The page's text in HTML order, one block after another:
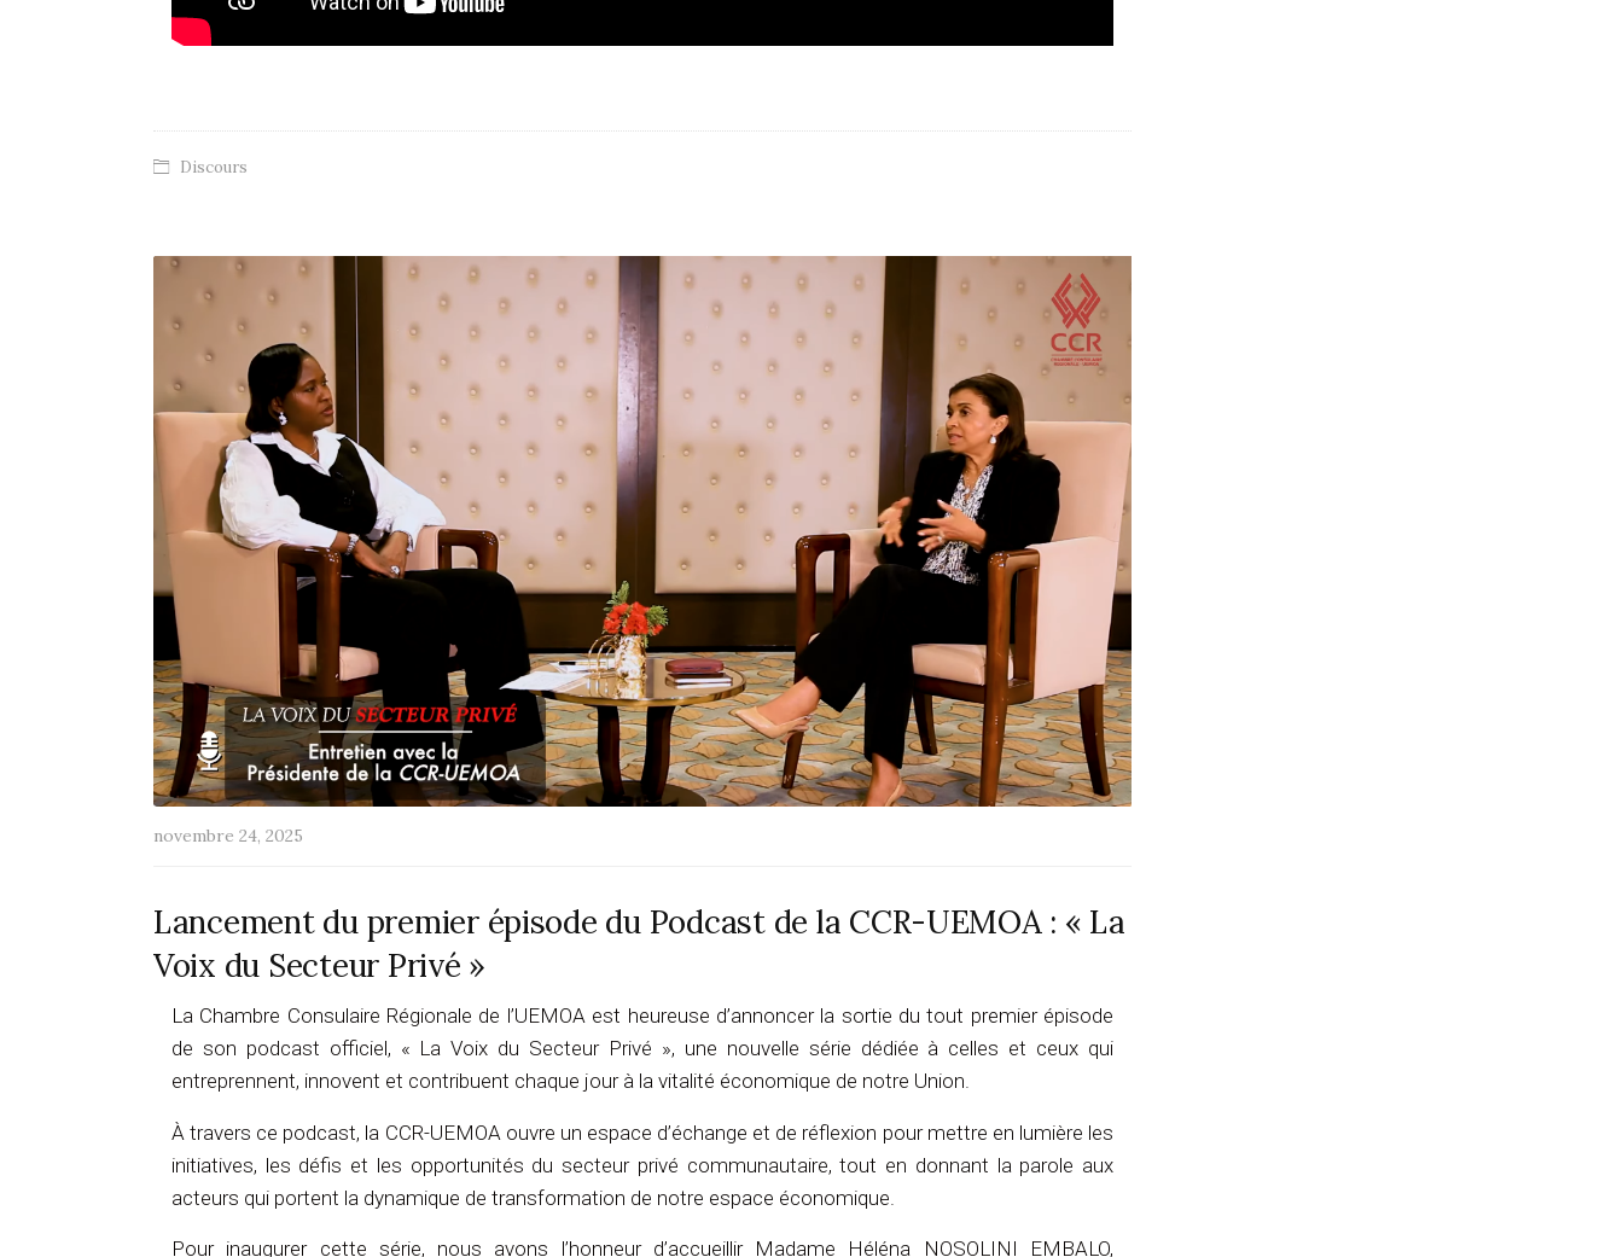
Discours
novembre 24, 2025
Lancement du premier épisode du Podcast de la CCR-UEMOA : « La
Voix du Secteur Privé »
La Chambre Consulaire Régionale de l’UEMOA est heureuse d’annoncer la sortie du tout premier épisode
de son podcast officiel, « La Voix du Secteur Privé », une nouvelle série dédiée à celles et ceux qui
entreprennent, innovent et contribuent chaque jour à la vitalité économique de notre Union.
À travers ce podcast, la CCR-UEMOA ouvre un espace d’échange et de réflexion pour mettre en lumière les
initiatives, les défis et les opportunités du secteur privé communautaire, tout en donnant la parole aux
acteurs qui portent la dynamique de transformation de notre espace économique.
Pour inaugurer cette série, nous avons l’honneur d’accueillir Madame Héléna NOSOLINI EMBALO,